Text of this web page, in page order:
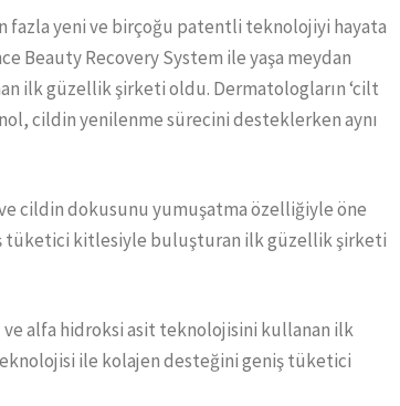
fazla yeni ve birçoğu patentli teknolojiyi hayata
Beauty Recovery System ile yaşa meydan
ilk güzellik şirketi oldu. Dermatologların ‘cilt
cildin yenilenme sürecini desteklerken aynı
cildin dokusunu yumuşatma özelliğiyle öne
tüketici kitlesiyle buluşturan ilk güzellik şirketi
ve alfa hidroksi asit teknolojisini kullanan ilk
ile kolajen desteğini geniş tüketici